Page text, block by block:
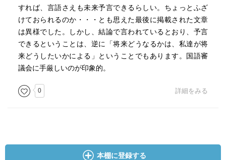
すれば、言語さえも未来予言できるらしい。ちょっとふざ
けておられるのか・・・とも思えた最後に掲載された文章
は異様でした。しかし、結論で言われているとおり、予言
できるということは、逆に「将来どうなるかは、私達が将
来どうしたいかによる」ということでもあります。国語審
議会に手厳しいのが印象的。
0 詳細をみる
本棚に登録する